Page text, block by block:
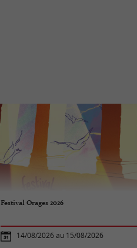
Festival Orages 2026
14/08/2026 au 15/08/2026